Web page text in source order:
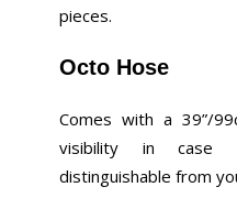
pieces.
Octo Hose
Comes with a 39”/
visibility in case
distinguishable from